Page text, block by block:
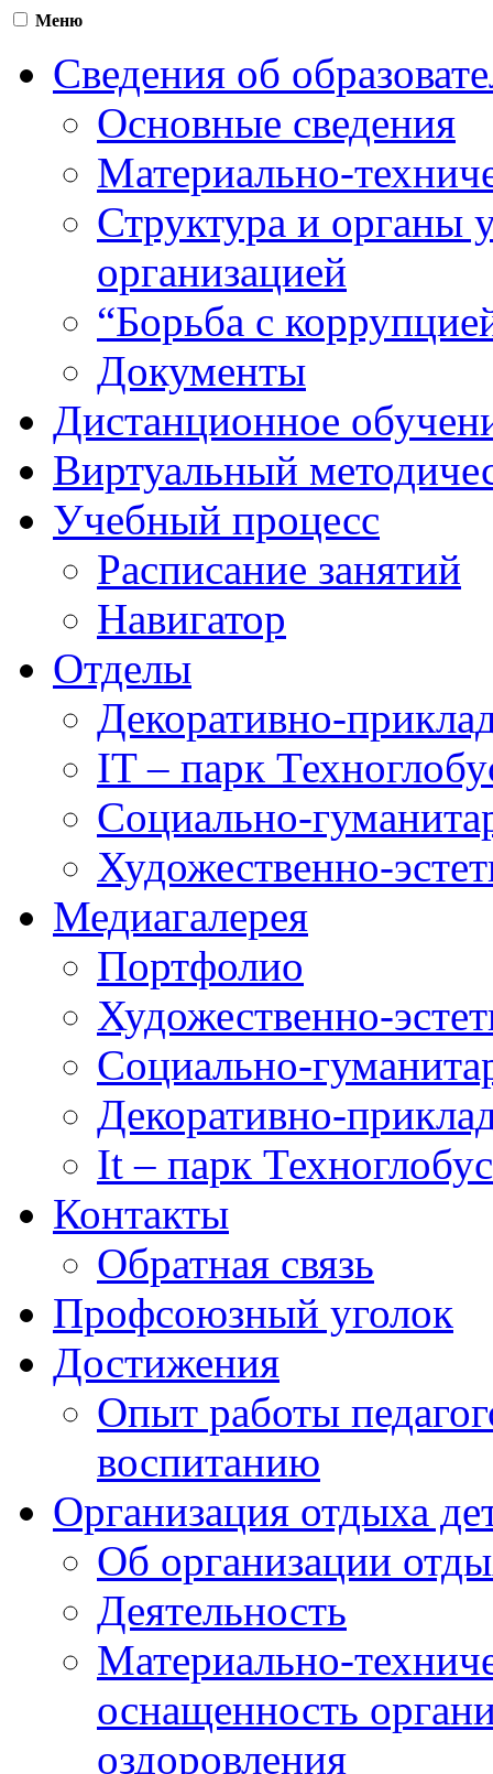
Меню
Сведения об
Основные сведения
Материально-
Структура и органы
организацией
“Борьба с
Документы
Дистанционное
Виртуальный
Учебный процесс
Расписание занятий
Навигатор
Отделы
Декоративно-
IT – парк
Социально-
Художественно-
Медиагалерея
Портфолио
Художественно-
Социально-
Декоративно-
It – парк Техноглобус
Контакты
Обратная связь
Профсоюзный уголок
Достижения
Опыт работы
воспитанию
Организация отдыха
Об организации
Деятельность
Материально-
оснащенность
оздоровления